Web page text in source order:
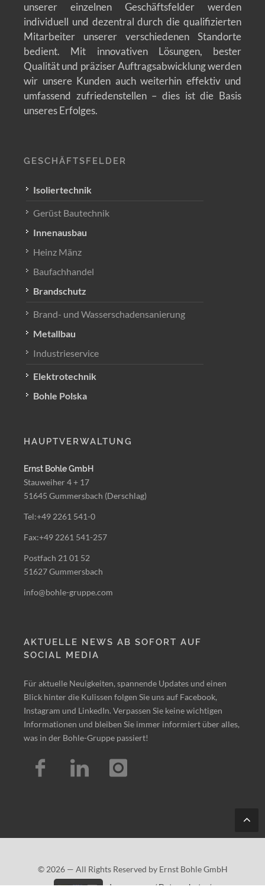
unserer einzelnen Geschäftsfelder werden
individuell und dezentral durch die qualifizierten
Mitarbeiter unserer verschiedenen Standorte
bedient. Mit innovativen Lösungen, bester
Qualität und präziser Auftragsabwicklung werden
wir unsere Kunden auch weiterhin effektiv und
umfassend zufriedenstellen – dies ist die Basis
unseres Erfolges.
GESCHÄFTSFELDER
Isoliertechnik
Gerüst Bautechnik
Innenausbau
Heinz Mänz
Baufachhandel
Brandschutz
Brand- und Wasserschadensanierung
Metallbau
Industrieservice
Elektrotechnik
Bohle Polska
HAUPTVERWALTUNG
Ernst Bohle GmbH
Stauweiher 4 + 17
51645 Gummersbach (Derschlag)
Tel:+49 2261 541-0
Fax:+49 2261 541-257
Postfach 21 01 52
51627 Gummersbach
info@bohle-gruppe.com
AKTUELLE NEWS AB SOFORT AUF
SOCIAL MEDIA
Für aktuelle Neuigkeiten, spannende Updates und einen
Blick hinter die Kulissen folgen Sie uns auf Facebook,
Instagram und LinkedIn. Verpassen Sie keine wichtigen
Informationen und bleiben Sie immer informiert über alles,
was in der Bohle-Gruppe passiert!
t
© 2026 — All Rights Reserved by Ernst Bohle GmbH
Impressum/Datenschutz/